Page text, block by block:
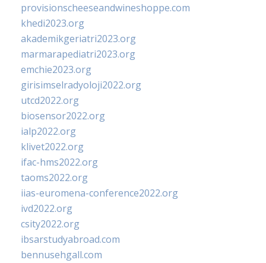
provisionscheeseandwineshoppe.com
khedi2023.org
akademikgeriatri2023.org
marmarapediatri2023.org
emchie2023.org
girisimselradyoloji2022.org
utcd2022.org
biosensor2022.org
ialp2022.org
klivet2022.org
ifac-hms2022.org
taoms2022.org
iias-euromena-conference2022.org
ivd2022.org
csity2022.org
ibsarstudyabroad.com
bennusehgall.com